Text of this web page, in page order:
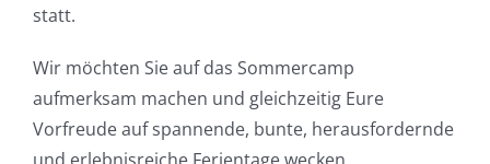
statt.
Wir möchten Sie auf das Sommercamp
aufmerksam machen und gleichzeitig Eure
Vorfreude auf spannende, bunte, herausfordernde